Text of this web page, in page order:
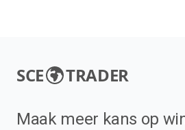
SCE TRADER
Maak meer kans op